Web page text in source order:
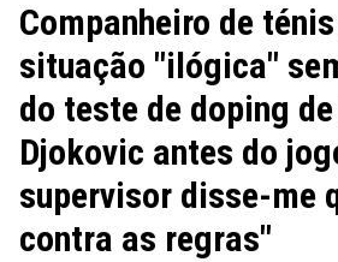
Companheiro de
situação "ilógica"
do teste de doping
Djokovic antes do
supervisor disse-me
contra as regras"